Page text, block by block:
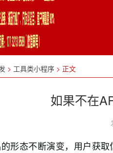
> 工具类小程序 > 正文
如果不在
形态不断演变，用户获